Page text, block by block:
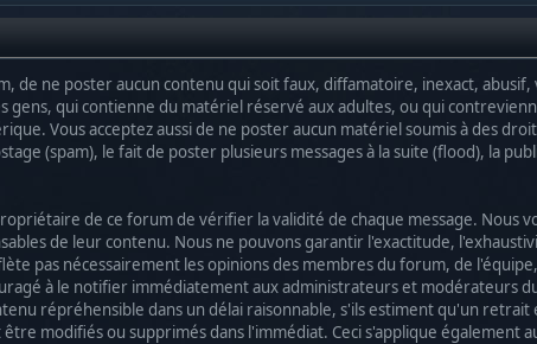
de ne poster aucun contenu qui soit faux, diffamatoire, inexact,
gens, qui contienne du matériel réservé aux adultes, ou qui
Vous acceptez aussi de ne poster aucun matériel soumis à des
(spam), le fait de poster plusieurs messages à la suite (flood), la
de ce forum de vérifier la validité de chaque message. Nous
de leur contenu. Nous ne pouvons garantir l'exactitude,
pas nécessairement les opinions des membres du forum, de
à le notifier immédiatement aux administrateurs et modérateurs
répréhensible dans un délai raisonnable, s'ils estiment qu'un
modifiés ou supprimés dans l'immédiat. Ceci s'applique également